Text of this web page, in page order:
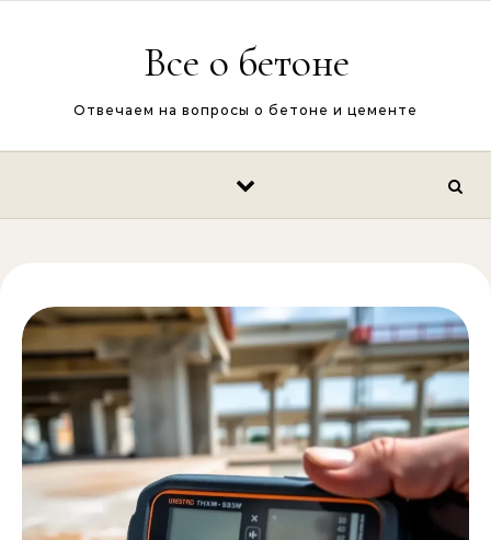
Все о бетоне
Отвечаем на вопросы о бетоне и цементе